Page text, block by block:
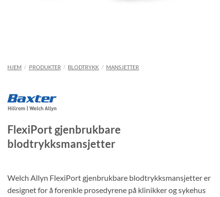
HJEM / PRODUKTER / BLODTRYKK / MANSJETTER
FlexiPort gjenbrukbare
blodtrykksmansjetter
Welch Allyn FlexiPort gjenbrukbare blodtrykksmansjetter er
designet for å forenkle prosedyrene på klinikker og sykehus